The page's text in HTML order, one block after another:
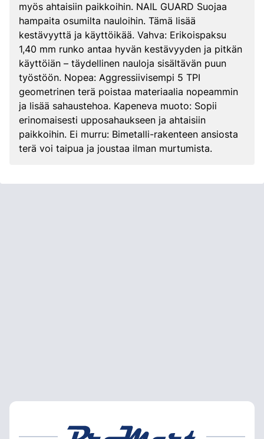
myös ahtaisiin paikkoihin. NAIL GUARD Suojaa
hampaita osumilta nauloihin. Tämä lisää
kestävyyttä ja käyttöikää. Vahva: Erikoispaksu
1,40 mm runko antaa hyvän kestävyyden ja pitkän
käyttöiän – täydellinen nauloja sisältävän puun
työstöön. Nopea: Aggressiivisempi 5 TPI
geometrinen terä poistaa materiaalia nopeammin
ja lisää sahaustehoa. Kapeneva muoto: Sopii
erinomaisesti upposahaukseen ja ahtaisiin
paikkoihin. Ei murru: Bimetalli-rakenteen ansiosta
terä voi taipua ja joustaa ilman murtumista.